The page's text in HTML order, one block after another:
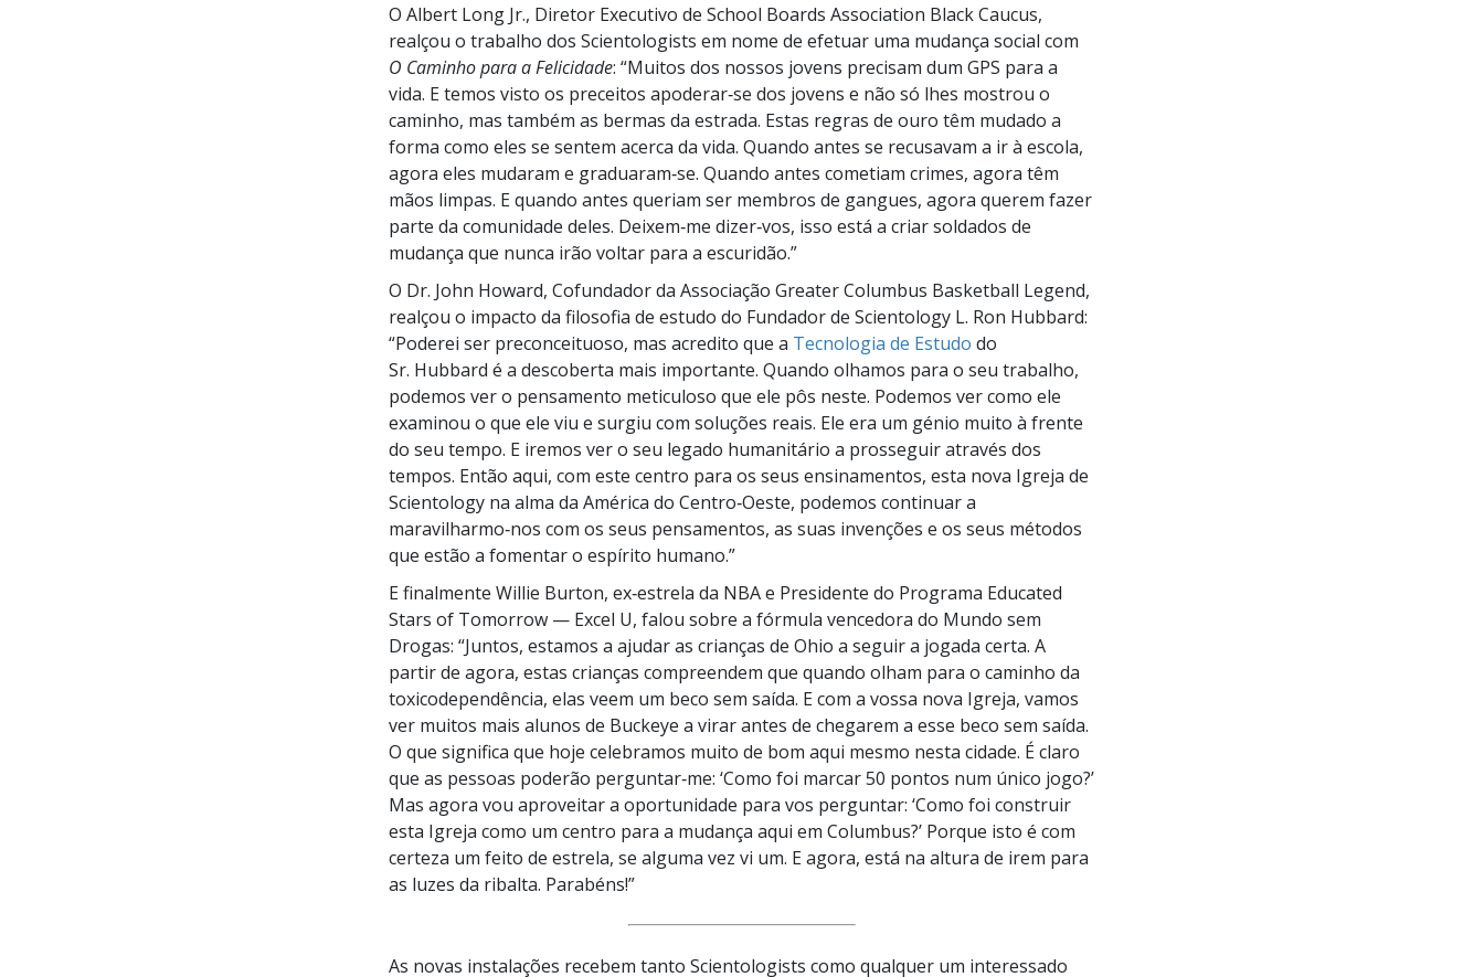
O Albert Long Jr., Diretor Executivo de School Boards Association Black Caucus,
realçou o trabalho dos Scientologists em nome de efetuar uma mudança social com
O Caminho para a Felicidade: “Muitos dos nossos jovens precisam dum GPS para a
vida. E temos visto os preceitos apoderar‑se dos jovens e não só lhes mostrou o
caminho, mas também as bermas da estrada. Estas regras de ouro têm mudado a
forma como eles se sentem acerca da vida. Quando antes se recusavam a ir à escola,
agora eles mudaram e graduaram‑se. Quando antes cometiam crimes, agora têm
mãos limpas. E quando antes queriam ser membros de gangues, agora querem fazer
parte da comunidade deles. Deixem‑me dizer‑vos, isso está a criar soldados de
mudança que nunca irão voltar para a escuridão.”
O Dr. John Howard, Cofundador da Associação Greater Columbus Basketball Legend,
realçou o impacto da filosofia de estudo do Fundador de Scientology L. Ron Hubbard:
“Poderei ser preconceituoso, mas acredito que a Tecnologia de Estudo do
Sr. Hubbard é a descoberta mais importante. Quando olhamos para o seu trabalho,
podemos ver o pensamento meticuloso que ele pôs neste. Podemos ver como ele
examinou o que ele viu e surgiu com soluções reais. Ele era um génio muito à frente
do seu tempo. E iremos ver o seu legado humanitário a prosseguir através dos
tempos. Então aqui, com este centro para os seus ensinamentos, esta nova Igreja de
Scientology na alma da América do Centro‑Oeste, podemos continuar a
maravilharmo‑nos com os seus pensamentos, as suas invenções e os seus métodos
que estão a fomentar o espírito humano.”
E finalmente Willie Burton, ex‑estrela da NBA e Presidente do Programa Educated
Stars of Tomorrow — Excel U, falou sobre a fórmula vencedora do Mundo sem
Drogas: “Juntos, estamos a ajudar as crianças de Ohio a seguir a jogada certa. A
partir de agora, estas crianças compreendem que quando olham para o caminho da
toxicodependência, elas veem um beco sem saída. E com a vossa nova Igreja, vamos
ver muitos mais alunos de Buckeye a virar antes de chegarem a esse beco sem saída.
O que significa que hoje celebramos muito de bom aqui mesmo nesta cidade. É claro
que as pessoas poderão perguntar‑me: ‘Como foi marcar 50 pontos num único jogo?’
Mas agora vou aproveitar a oportunidade para vos perguntar: ‘Como foi construir
esta Igreja como um centro para a mudança aqui em Columbus?’ Porque isto é com
certeza um feito de estrela, se alguma vez vi um. E agora, está na altura de irem para
as luzes da ribalta. Parabéns!”
As novas instalações recebem tanto Scientologists como qualquer um interessado